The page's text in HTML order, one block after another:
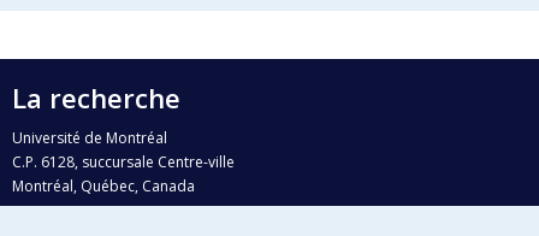
La recherche
Université de Montréal
C.P. 6128, succursale Centre-ville
Montréal, Québec, Canada
H3C 3J7